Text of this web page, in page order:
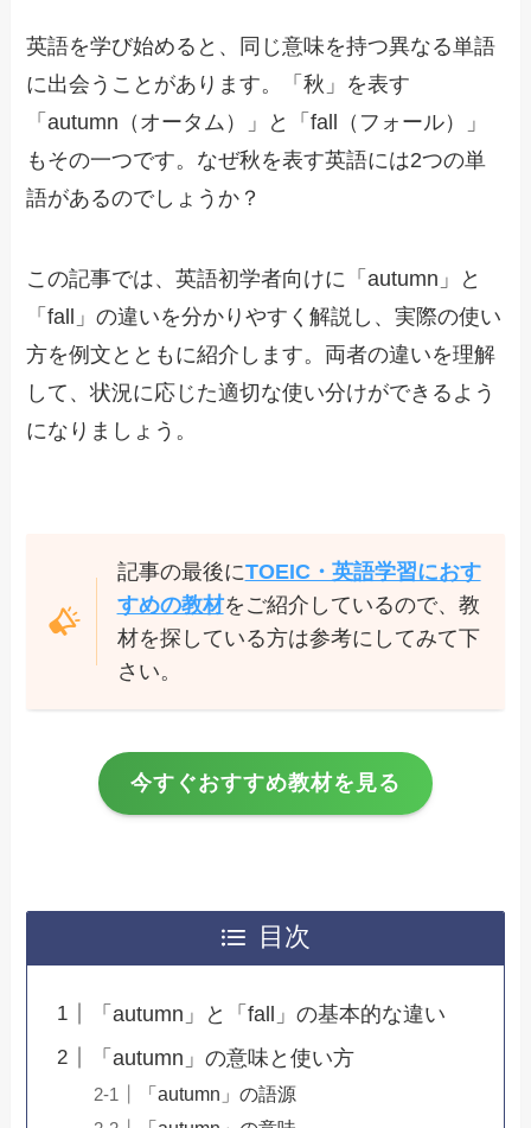
英語を学び始めると、同じ意味を持つ異なる単語
に出会うことがあります。「秋」を表す
「autumn（オータム）」と「fall（フォール）」
もその一つです。なぜ秋を表す英語には2つの単
語があるのでしょうか？
この記事では、英語初学者向けに「autumn」と
「fall」の違いを分かりやすく解説し、実際の使い
方を例文とともに紹介します。両者の違いを理解
して、状況に応じた適切な使い分けができるよう
になりましょう。
記事の最後にTOEIC・英語学習におす
すめの教材をご紹介しているので、教
材を探している方は参考にしてみて下
さい。
今すぐおすすめ教材を見る
目次
「autumn」と「fall」の基本的な違い
「autumn」の意味と使い方
「autumn」の語源